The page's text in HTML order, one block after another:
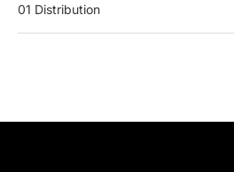
01 Distribution